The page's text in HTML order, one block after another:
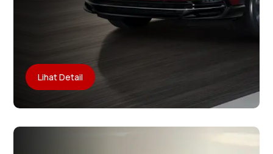
Lihat Detail